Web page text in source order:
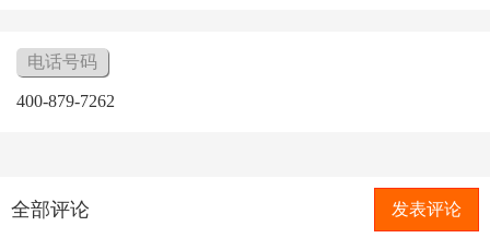
电话号码
400-879-7262
全部评论 发表评论